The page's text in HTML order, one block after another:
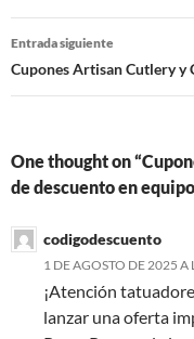
Entrada siguiente
Cupones Artisan Cutlery y
One thought on
de descuento en
codigodescuento
1 DE AGOSTO DE 2025 A
¡Atención
lanzar una oferta